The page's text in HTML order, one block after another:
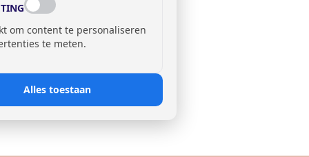
om content te personaliseren
te meten.
Alles toestaan